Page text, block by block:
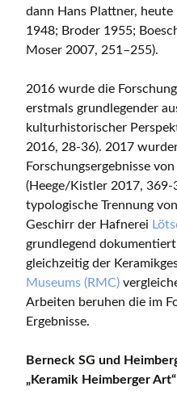
dann Hans Plattner, heute
1948; Broder 1955;
Moser 2007, 251–255).
2016 wurde die
erstmals grundlegender
kulturhistorischer
2016, 28-36). 2017
Forschungsergebnisse
(Heege/Kistler 2017,
typologische Trennung
Geschirr der Hafnerei
grundlegend dokumentiert
gleichzeitig der
Museums (RMC)
Arbeiten beruhen die im
Ergebnisse.
Berneck SG und
„Keramik Heimberger Art“